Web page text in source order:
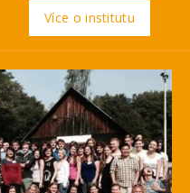
Více o institutu